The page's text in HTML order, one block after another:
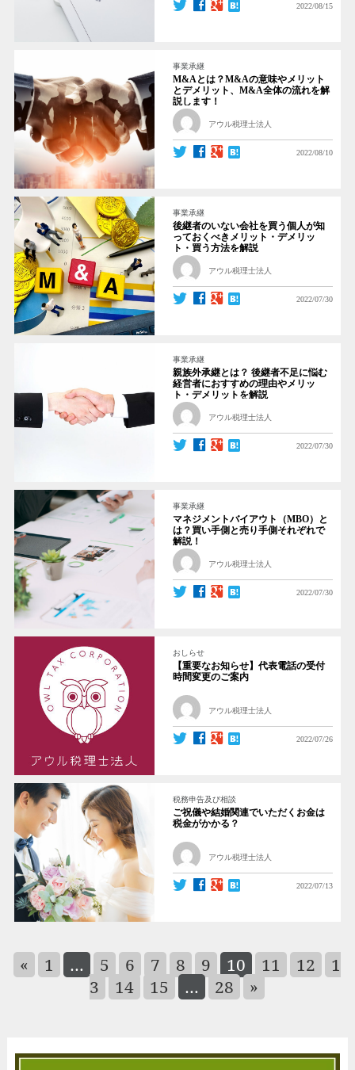
2022/08/15
事業承継
M&Aとは？M&Aの意味やメリット
とデメリット、M&A全体の流れを解
説します！
アウル税理士法人
2022/08/10
事業承継
後継者のいない会社を買う個人が知
っておくべきメリット・デメリッ
ト・買う方法を解説
アウル税理士法人
2022/07/30
事業承継
親族外承継とは？ 後継者不足に悩む
経営者におすすめの理由やメリッ
ト・デメリットを解説
アウル税理士法人
2022/07/30
事業承継
マネジメントバイアウト（MBO）と
は？買い手側と売り手側それぞれで
解説！
アウル税理士法人
2022/07/30
おしらせ
【重要なお知らせ】代表電話の受付
時間変更のご案内
アウル税理士法人
2022/07/26
税務申告及び相談
ご祝儀や結婚関連でいただくお金は
税金がかかる？
アウル税理士法人
2022/07/13
« 1 … 5 6 7 8 9 10 11 12
1
3
14 15 … 28 »